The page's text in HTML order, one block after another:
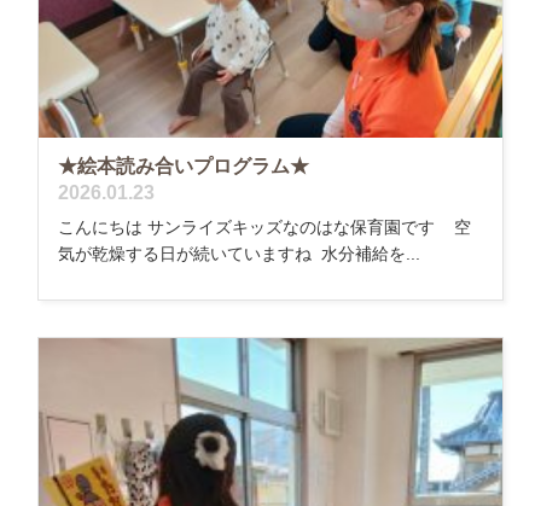
★絵本読み合いプログラム★
2026.01.23
こんにちは サンライズキッズなのはな保育園です 空
気が乾燥する日が続いていますね 水分補給を...